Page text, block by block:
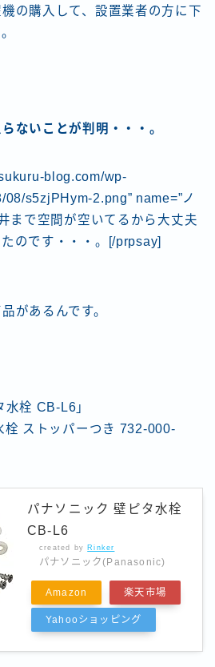
の購入して、設置業者の方に下
ないことが判明・・・。
blog.com/wp-
s5zjPHym-2.png” name=”ノ
まで空間が空いてるから大丈夫
のです・・・。[/prpsay]
があるんです。
水栓 CB-L6」
栓 ストッパーつき 732-000-
パナソニック 壁ピタ水栓
CB-L6
created by Rinker
パナソニック(Panasonic)
Amazon 楽天市場
Yahooショッピング